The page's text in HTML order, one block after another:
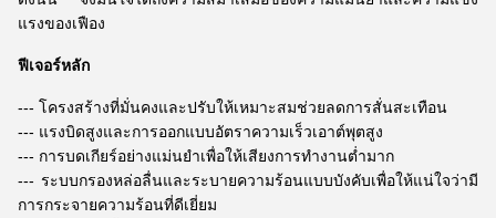
แรงของเฟือง
ฟีเจอร์หลัก
--- โครงสร้างที่มั่นคงและปรับให้เหมาะสมช่วยลดการสั่นสะเทือน
--- แรงบิดสูงและการออกแบบอัตราความเร็วเอาต์พุตสูง
--- การบดเกียร์อย่างแม่นยำเพื่อให้เสียงการทำงานต่ำมาก
--- ระบบกรองหล่อลื่นและระบายความร้อนแบบบังคับเพื่อให้แน่ใจว่ามี
การกระจายความร้อนที่ดีเยี่ยม